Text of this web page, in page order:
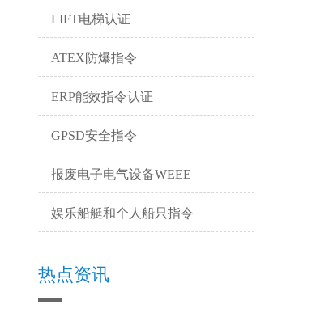
LIFT电梯认证
ATEX防爆指令
ERP能效指令认证
GPSD安全指令
报废电子电气设备WEEE
娱乐船艇和个人船只指令
热点资讯